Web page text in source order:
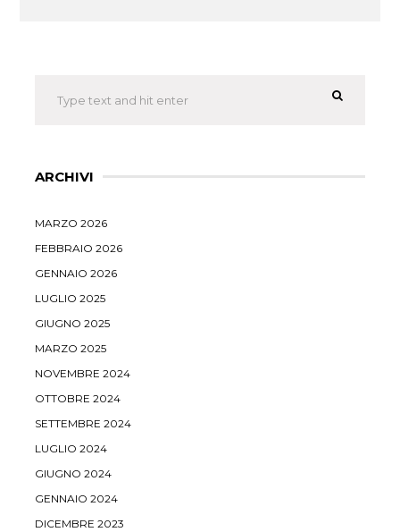
ARCHIVI
MARZO 2026
FEBBRAIO 2026
GENNAIO 2026
LUGLIO 2025
GIUGNO 2025
MARZO 2025
NOVEMBRE 2024
OTTOBRE 2024
SETTEMBRE 2024
LUGLIO 2024
GIUGNO 2024
GENNAIO 2024
DICEMBRE 2023